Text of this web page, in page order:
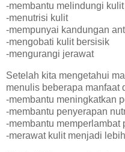
-membantu melindungi
-menutrisi kulit
-mempunyai kandungan
-mengobati kulit bersisik
-mengurangi jerawat
Setelah kita mengetahui
menulis beberapa manfaat
-membantu meningkatkan
-membantu penyerapan
-membantu memperlambat
-merawat kulit menjadi